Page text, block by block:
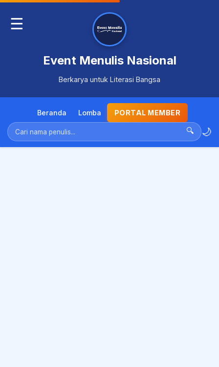
☰
Event Menulis Nasional
Berkarya untuk Literasi Bangsa
Beranda Lomba PORTAL MEMBER
🔍 🌙